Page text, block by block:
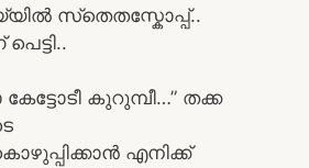
സ്‌തെതസ്കോപ്പ്..
കുറുമ്പീ…” തക്ക
എനിക്ക്